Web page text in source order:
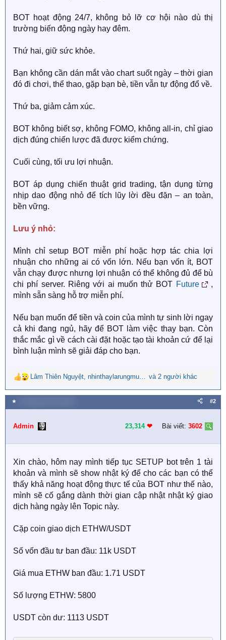
BOT hoạt động 24/7, không bỏ lỡ cơ hội nào dù thị
trường biến động ngày hay đêm.
Thứ hai, giữ sức khỏe.
Bạn không cần dán mắt vào chart suốt ngày – thời gian
đó đi chơi, thể thao, gặp bạn bè, tiền vẫn tự động đổ về.
Thứ ba, giảm cảm xúc.
BOT không biết sợ, không FOMO, không all-in, chỉ giao
dịch đúng chiến lược đã được kiểm chứng.
Cuối cùng, tối ưu lợi nhuận.
BOT áp dụng chiến thuật grid trading, tận dụng từng
nhịp dao động nhỏ để tích lũy lời đều đặn – an toàn,
bền vững.
Lưu ý nhỏ:
Mình chỉ setup BOT miễn phí hoặc hợp tác chia lợi
nhuận cho những ai có vốn lớn. Nếu bạn vốn ít, BOT
vẫn chạy được nhưng lợi nhuận có thể không đủ để bù
chi phí server. Riêng với ai muốn thử BOT Future
,
mình sẵn sàng hỗ trợ miễn phí.
Nếu bạn muốn để tiền và coin của mình tự sinh lời ngay
cả khi đang ngủ, hãy để BOT làm việc thay bạn. Còn
thắc mắc gì về cách cài đặt hoặc tạo tài khoản cứ để lại
bình luận mình sẽ giải đáp cho bạn.
R
e
a
c
i
n
:
Lâm Thiên Nguyệt nhinthaylarungmuathu , Thanhnguyen1993
và 2 người khác
★ #2
Admin 23,314 ❤︎ Bài viết: 3602
Xin chào, hôm nay mình tiếp tục SETUP bot trên 1 tài
khoản và mình sẽ show nhật ký để cho các bạn có thể
thấy khả năng hoạt động thực tế của BOT như thế nào,
mình sẽ cố gắng dành thời gian cập nhật nhật ký giao
dịch hàng ngày lên Topic này.
Cặp coin giao dịch ETHW/USDT
Số vốn đầu tư ban đầu: 11k USDT
Giá mua ETHW ban đầu: 1.71 USDT
Số lượng ETHW: 5800
USDT còn dư: 1113 USDT